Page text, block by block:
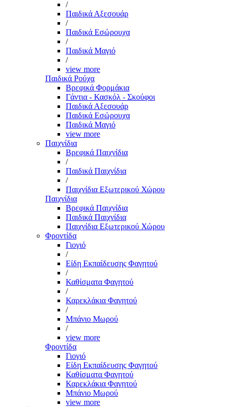
/
Παιδικά Αξεσουάρ
/
Παιδικά Εσώρουχα
/
Παιδικά Μαγιό
/
view more
Παιδικά Ρούχα
Βρεφικά Φορμάκια
Γάντια - Κασκόλ - Σκούφοι
Παιδικά Αξεσουάρ
Παιδικά Εσώρουχα
Παιδικά Μαγιό
view more
Παιχνίδια
Βρεφικά Παιχνίδια
/
Παιδικά Παιχνίδια
/
Παιχνίδια Εξωτερικού Χώρου
Παιχνίδια
Βρεφικά Παιχνίδια
Παιδικά Παιχνίδια
Παιχνίδια Εξωτερικού Χώρου
Φροντίδα
Γιογιό
/
Είδη Εκπαίδευσης Φαγητού
/
Καθίσματα Φαγητού
/
Καρεκλάκια Φαγητού
/
Μπάνιο Μωρού
/
view more
Φροντίδα
Γιογιό
Είδη Εκπαίδευσης Φαγητού
Καθίσματα Φαγητού
Καρεκλάκια Φαγητού
Μπάνιο Μωρού
view more